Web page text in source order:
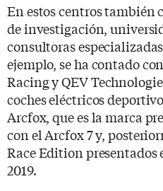
En estos centros
de investigación,
consultoras
ejemplo, se ha contado
Racing y QEV
coches eléctricos
Arcfox, que es la marca
con el Arcfox 7 y,
Race Edition presentados
2019.